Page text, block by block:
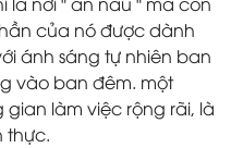
của nó được dành
ánh sáng tự nhiên ban
vào ban đêm. một
làm việc rộng rãi, là
thực.